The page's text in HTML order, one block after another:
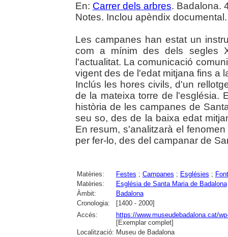
En: Carrer dels arbres. Badalona.
Notes. Inclou apèndix documental.
Les campanes han estat un
com a mínim des dels segles
l'actualitat. La comunicació
vigent des de l'edat mitjana fins a
Inclús les hores civils, d'un
de la mateixa torre de l'església.
història de les campanes de
seu so, des de la baixa edat
En resum, s'analitzarà el
per fer-lo, des del campanar de
Matèries: Festes ; Campanes ; Esglésies ;
Matèries:
Església de Santa Maria de Badalona
Àmbit:
Badalona
Cronologia:
[1400 - 2000]
Accés:
https://www.museudebadalona.cat/
[Exemplar complet]
Localització: Museu de Badalona